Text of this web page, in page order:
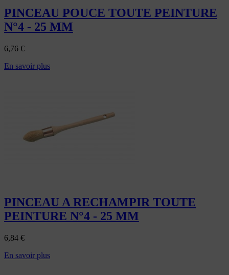
PINCEAU POUCE TOUTE PEINTURE
N°4 - 25 MM
6,76 €
En savoir plus
PINCEAU A RECHAMPIR TOUTE
PEINTURE N°4 - 25 MM
6,84 €
En savoir plus